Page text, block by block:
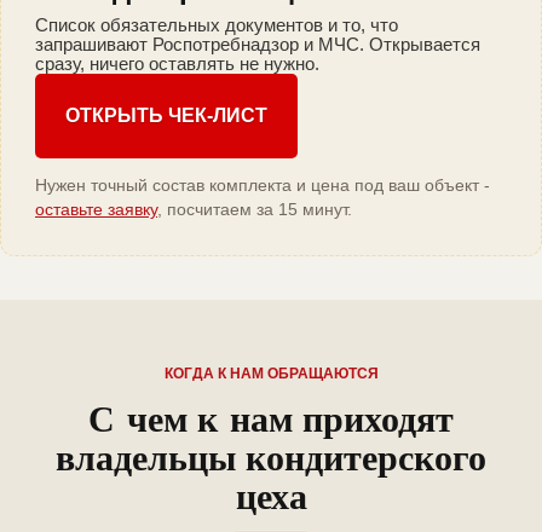
Список обязательных документов и то, что
запрашивают Роспотребнадзор и МЧС. Открывается
сразу, ничего оставлять не нужно.
ОТКРЫТЬ ЧЕК-ЛИСТ
Нужен точный состав комплекта и цена под ваш объект -
оставьте заявку, посчитаем за 15 минут.
КОГДА К НАМ ОБРАЩАЮТСЯ
С чем к нам приходят
владельцы кондитерского
цеха